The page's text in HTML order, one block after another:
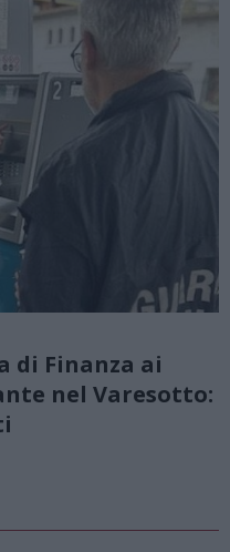
di Finanza ai
nel Varesotto: